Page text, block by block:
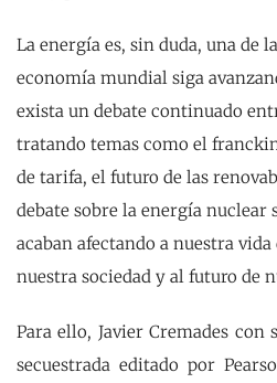
La energía es, sin duda, una de
economía mundial siga
exista un debate continuado
tratando temas como el
de tarifa, el futuro de las
debate sobre la energía nuclear
acaban afectando a nuestra
nuestra sociedad y al futuro de
Para ello, Javier Cremades
secuestrada editado por